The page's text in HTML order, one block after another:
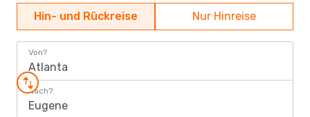
Hin- und Rückreise Nur Hinreise
Von?
Atlanta
Nach?
Eugene